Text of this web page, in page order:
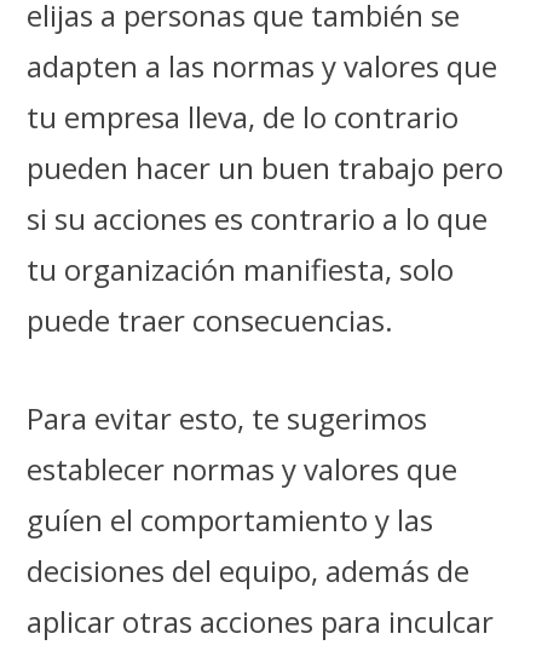
elijas a personas que también se
adapten a las normas y valores que
tu empresa lleva, de lo contrario
pueden hacer un buen trabajo pero
si su acciones es contrario a lo que
tu organización manifiesta, solo
puede traer consecuencias.
Para evitar esto, te sugerimos
establecer normas y valores que
guíen el comportamiento y las
decisiones del equipo, además de
aplicar otras acciones para inculcar